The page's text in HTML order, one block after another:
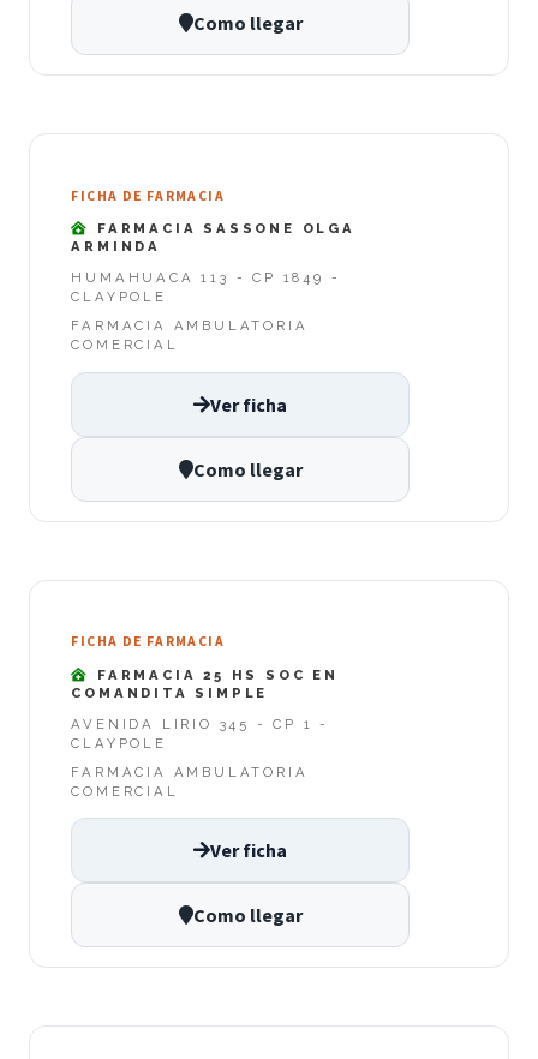
Como llegar
FICHA DE FARMACIA
FARMACIA SASSONE OLGA
ARMINDA
HUMAHUACA 113 - CP 1849 -
CLAYPOLE
FARMACIA AMBULATORIA
COMERCIAL
Ver ficha
Como llegar
FICHA DE FARMACIA
FARMACIA 25 HS SOC EN
COMANDITA SIMPLE
AVENIDA LIRIO 345 - CP 1 -
CLAYPOLE
FARMACIA AMBULATORIA
COMERCIAL
Ver ficha
Como llegar